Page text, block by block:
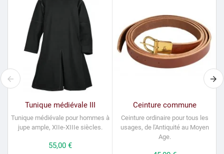
Tunique médiévale III
Tunique médiévale pour hommes à
jupe ample, XIIe-XIIIe siècles.
Prix
55,00 €
Ceinture commune
Ceinture ordinaire pour tous les
usages, de l'Antiquité au Moyen
Age.